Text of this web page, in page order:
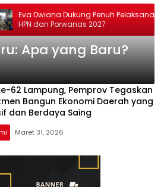
Eva Dwiana Dukung Penuh Pelaksanaan
HPN dan Porwanas 2027
Apa yang Baru?
62 Lampung, Pemprov Tegaskan
Bangun Ekonomi Daerah yang
dan Berdaya Saing
Maret 31, 2026